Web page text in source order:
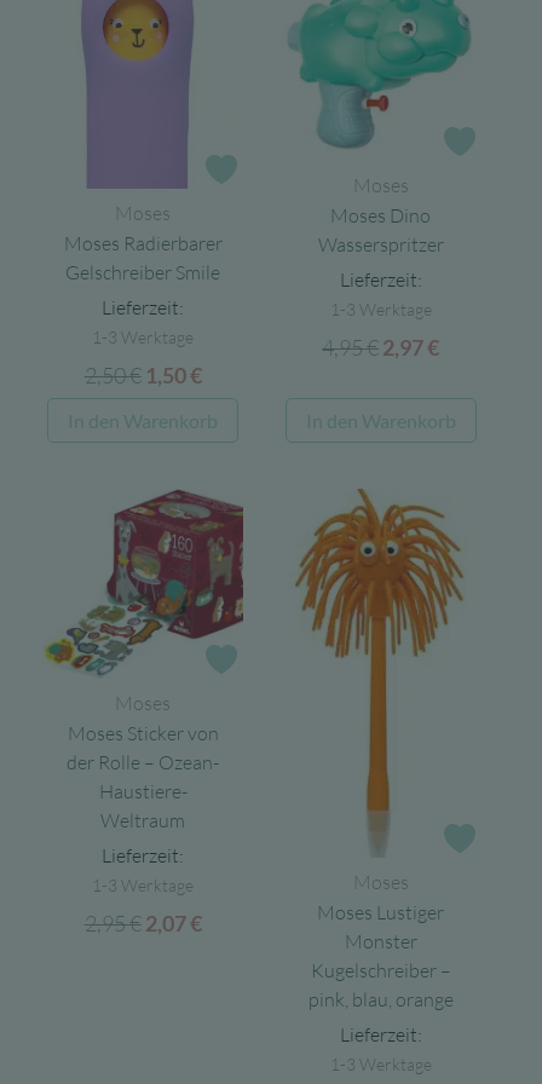
Zur Wunschliste
Moses
Moses Radierbarer
Gelschreiber Smile
Lieferzeit:
1-3 Werktage
2,50€ Ursprünglicher
Preis
war:
1,50€Aktueller
Preis
ist:
In den Warenkorb
Moses
Moses Dino
Wasserspritzer
Lieferzeit:
1-3 Werktage
4,95€Ursprünglicher
war:
4,95 €
2,97€Aktueller
ist:
2,97 €.
In den Warenkorb
Moses
Moses Sticker von
der Rolle – Ozean-
Haustiere-
Weltraum
Lieferzeit:
1-3 Werktage
2,95€ Ursprünglicher
2,07€Aktueller
Moses
Moses Lustiger
Monster
Kugelschreiber –
pink, blau, orange
Lieferzeit:
1-3 Werktage